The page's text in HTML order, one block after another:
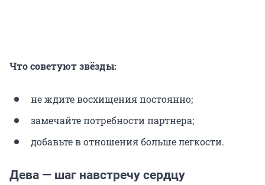
Что советуют звёзды:
не ждите восхищения постоянно;
замечайте потребности партнера;
добавьте в отношения больше легкости.
Дева — шаг навстречу сердцу